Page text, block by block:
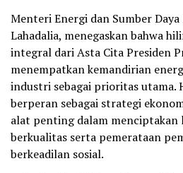
Menteri Energi dan Sumber
Lahadalia, menegaskan bahwa
integral dari Asta Cita Presiden
menempatkan kemandirian
industri sebagai prioritas utama.
berperan sebagai strategi
alat penting dalam menciptakan
berkualitas serta pemerataan
berkeadilan sosial.